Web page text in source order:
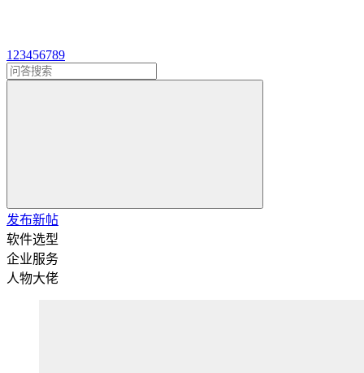
1 23456789
发布新帖
软件选型
企业服务
人物大佬